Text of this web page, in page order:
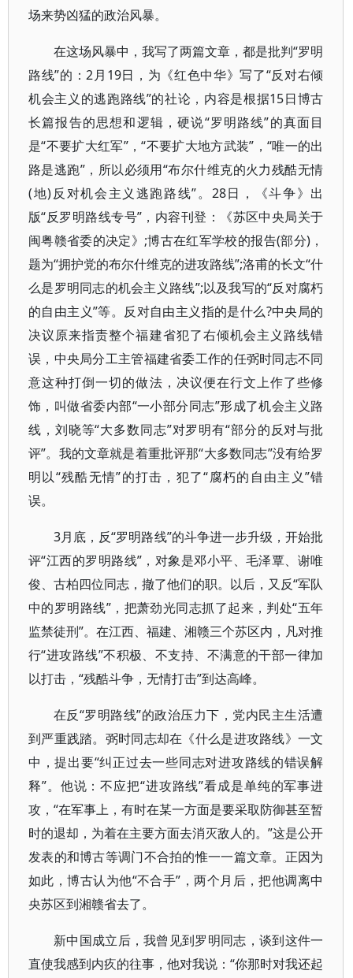
场来势凶猛的政治风暴。
在这场风暴中，我写了两篇文章，都是批判“罗明
路线”的：2月19日，为《红色中华》写了“反对右倾
机会主义的逃跑路线”的社论，内容是根据15日博古
长篇报告的思想和逻辑，硬说“罗明路线”的真面目
是“不要扩大红军”，“不要扩大地方武装”，“唯一的出
路是逃跑”，所以必须用“布尔什维克的火力残酷无情
(地)反对机会主义逃跑路线”。28日，《斗争》出
版“反罗明路线专号”，内容刊登：《苏区中央局关于
闽粤赣省委的决定》;博古在红军学校的报告(部分)，
题为“拥护党的布尔什维克的进攻路线”;洛甫的长文“什
么是罗明同志的机会主义路线”;以及我写的“反对腐朽
的自由主义”等。反对自由主义指的是什么?中央局的
决议原来指责整个福建省犯了右倾机会主义路线错
误，中央局分工主管福建省委工作的任弼时同志不同
意这种打倒一切的做法，决议便在行文上作了些修
饰，叫做省委内部“一小部分同志”形成了机会主义路
线，刘晓等“大多数同志”对罗明有“部分的反对与批
评”。我的文章就是着重批评那“大多数同志”没有给罗
明以“残酷无情”的打击，犯了“腐朽的自由主义”错
误。
3月底，反“罗明路线”的斗争进一步升级，开始批
评“江西的罗明路线”，对象是邓小平、毛泽覃、谢唯
俊、古柏四位同志，撤了他们的职。以后，又反“军队
中的罗明路线”，把萧劲光同志抓了起来，判处“五年
监禁徒刑”。在江西、福建、湘赣三个苏区内，凡对推
行“进攻路线”不积极、不支持、不满意的干部一律加
以打击，“残酷斗争，无情打击”到达高峰。
在反“罗明路线”的政治压力下，党内民主生活遭
到严重践踏。弼时同志却在《什么是进攻路线》一文
中，提出要“纠正过去一些同志对进攻路线的错误解
释”。他说：不应把“进攻路线”看成是单纯的军事进
攻，“在军事上，有时在某一方面是要采取防御甚至暂
时的退却，为着在主要方面去消灭敌人的。”这是公开
发表的和博古等调门不合拍的惟一一篇文章。正因为
如此，博古认为他“不合手”，两个月后，把他调离中
央苏区到湘赣省去了。
新中国成立后，我曾见到罗明同志，谈到这件一
直使我感到内疚的往事，他对我说：“你那时对我还起